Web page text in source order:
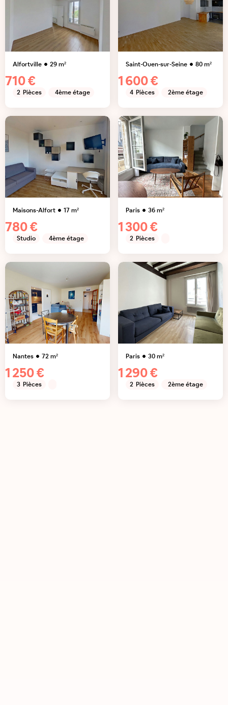
Alfortville 29m²
710 €
2 Pièces 4ème étage
Saint-Ouen-sur-Seine 80m²
1 600 €
4 Pièces 2ème étage
Maisons-Alfort 17m²
780 €
Studio 4ème étage
Paris 36m²
1 300 €
2 Pièces
Nantes 72m²
1 250 €
3 Pièces
Paris 30m²
1 290 €
2 Pièces 2ème étage